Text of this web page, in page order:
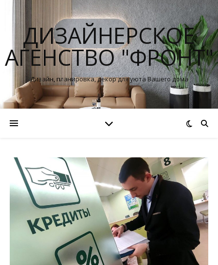
ДИЗАЙНЕРСКОЕ
АГЕНСТВО "ФРОНТ"
Дизайн, планировка, декор для уюта Вашего дома